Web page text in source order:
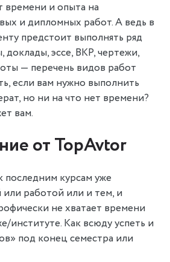
4.47 4.41
Автор24
4.45 4.39
10
Mozgstudent
4.43 4.37
времени и опыта на
и дипломных работ. А ведь в
предстоит выполнять ряд
доклады, эссе, ВКР, чертежи,
— перечень видов работ
если вам нужно выполнить
но ни на что нет времени?
вам.
от TopAvtor
последним курсам уже
или работой или и тем, и
не хватает времени
институте. Как всюду успеть и
под конец семестра или